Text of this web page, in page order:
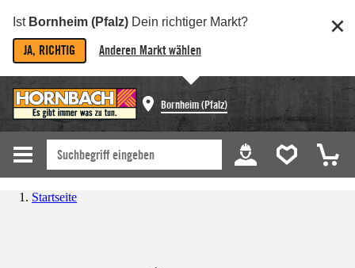
Ist Bornheim (Pfalz) Dein richtiger Markt?
JA, RICHTIG Anderen Markt wählen
Bornheim (Pfalz)
Startseite